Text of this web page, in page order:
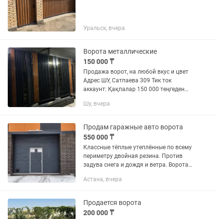
Уральск, вчера
Ворота металлические
150 000 ₸
Продажа ворот, на любой вкус и цвет
Адрес ШУ, Сатпаева 309 Тик ток
аккаунт: Қақпалар 150 000 теңгеден
БАСТАП Ворота от 150.000 тг , старт
Шу, вчера
Продам гаражные авто ворота
550 000 ₸
Классные тёплые утеплённые по всему
периметру двойная резина. Против
задува снега и дождя и ветра. Ворота
Россия Москва Привода также имеют
Астана, вчера
Продается ворота
200 000 ₸